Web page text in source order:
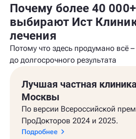
Почему более 40
выбирают Ист
лечения
Потому что здесь продумано всё
до долгосрочного результата
Лучшая частная клиника
Москвы
По версии Всероссийской
ПроДокторов 2024 и 2025.
Подробнее